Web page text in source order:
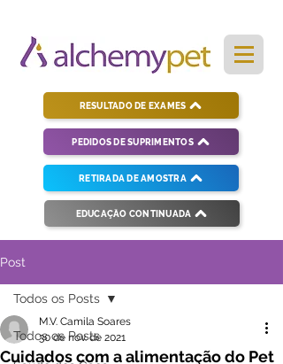
PEDIDOS DE SUPRIMENTOS
RESULTADO DE EXAMES
RETIRADA DE AMOSTRA
EDUCAÇÃO CONTINUADA
Post
Todos os Posts
Todos os Posts
Cuidados com a alimentação do Pet
M.V. Camila Soares
30 de nov. de 2021